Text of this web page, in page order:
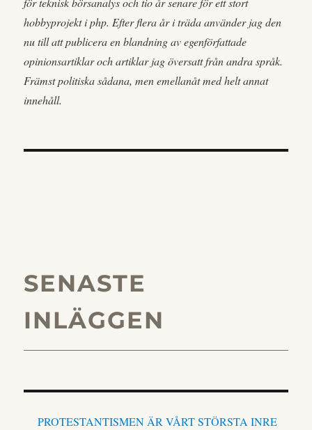
hobbyprojekt i php. Efter flera år i träda använder jag den
nu till att publicera en blandning av egenförfattade
opinionsartiklar och artiklar jag översatt från andra språk.
Främst politiska sådana, men emellanåt med helt annat
innehåll.
SENASTE
INLÄGGEN
PROTESTANTISMEN ÄR VÅRT STÖRSTA INRE